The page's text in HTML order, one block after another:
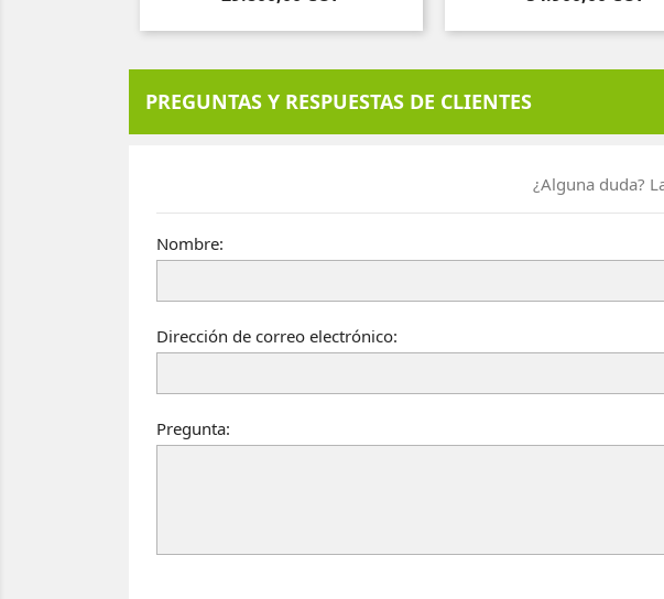
PREGUNTAS Y RESPUESTAS DE CLIENTES
¿Alguna duda?
Nombre:
Dirección de correo electrónico:
Pregunta: